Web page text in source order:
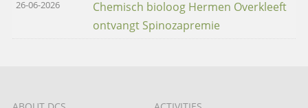
26-06-2026
Chemisch bioloog Hermen Overkleeft
ontvangt Spinozapremie